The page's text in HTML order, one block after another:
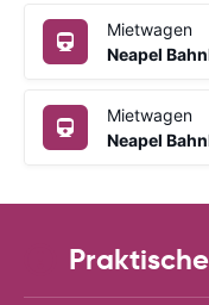
Mietwagen
Neapel
Mietwagen
Neapel